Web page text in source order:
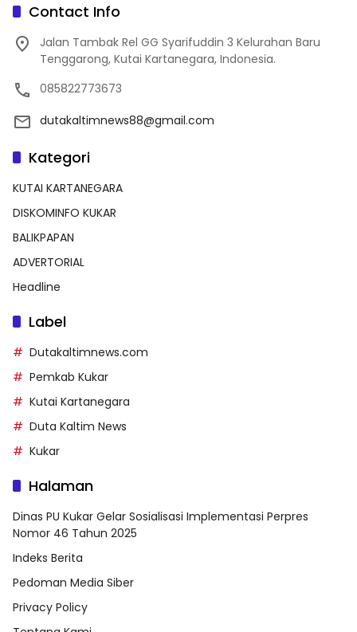
Contact Info
Jalan Tambak Rel GG Syarifuddin 3 Kelurahan Baru
Tenggarong, Kutai Kartanegara, Indonesia.
085822773673
dutakaltimnews88@gmail.com
Kategori
KUTAI KARTANEGARA
DISKOMINFO KUKAR
BALIKPAPAN
ADVERTORIAL
Headline
Label
Dutakaltimnews.com
Pemkab Kukar
Kutai Kartanegara
Duta Kaltim News
Kukar
Halaman
Dinas PU Kukar Gelar Sosialisasi Implementasi Perpres
Nomor 46 Tahun 2025
Indeks Berita
Pedoman Media Siber
Privacy Policy